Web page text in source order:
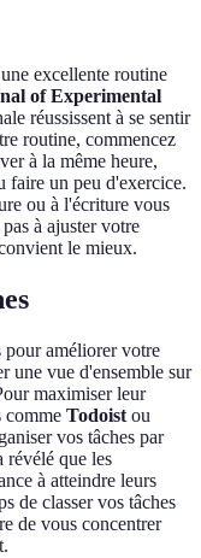
excellente routine
of Experimental
réussissent à se sentir
routine, commencez
à la même heure,
faire un peu d'exercice.
ou à l'écriture vous
à ajuster votre
le mieux.
pour améliorer votre
une vue d'ensemble sur
maximiser leur
comme Todoist ou
vos tâches par
révélé que les
à atteindre leurs
de classer vos tâches
de vous concentrer